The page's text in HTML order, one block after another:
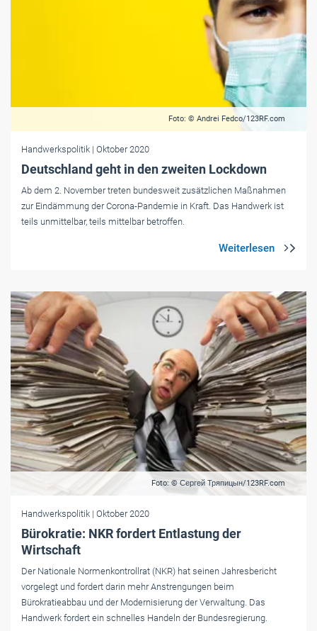
Foto: © Andrei Fedco/123RF.com
Handwerkspolitik | Oktober 2020
Deutschland geht in den zweiten Lockdown
Ab dem 2. November treten bundesweit zusätzlichen Maßnahmen
zur Eindämmung der Corona-Pandemie in Kraft. Das Handwerk ist
teils unmittelbar, teils mittelbar betroffen.
Foto: © Сергей Тряпицын/123RF.com
Handwerkspolitik | Oktober 2020
Bürokratie: NKR fordert Entlastung der
Wirtschaft
Der Nationale Normenkontrollrat (NKR) hat seinen Jahresbericht
vorgelegt und fordert darin mehr Anstrengungen beim
Bürokratieabbau und der Modernisierung der Verwaltung. Das
Handwerk fordert ein schnelles Handeln der Bundesregierung.